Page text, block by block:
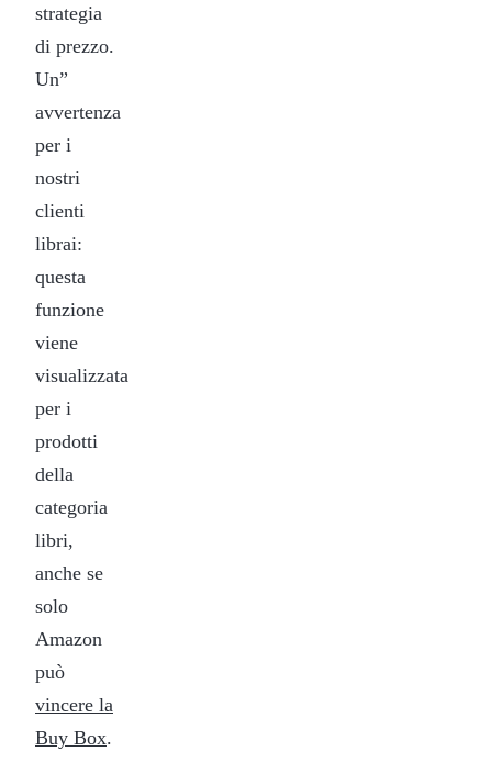
strategia
di prezzo.
Un”
avvertenza
per i
nostri
clienti
librai:
questa
funzione
viene
visualizzata
per i
prodotti
della
categoria
libri,
anche se
solo
Amazon
può
vincere la
Buy Box.